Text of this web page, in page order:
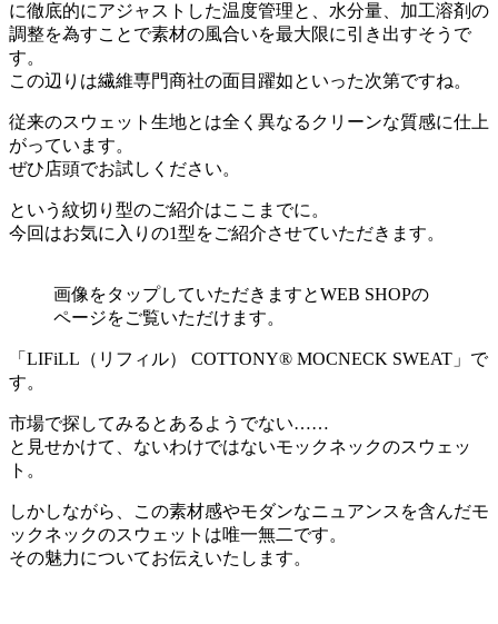
に徹底的にアジャストした温度管理と、水分量、加工溶剤の
調整を為すことで素材の風合いを最大限に引き出すそうで
す。
この辺りは繊維専門商社の面目躍如といった次第ですね。
従来のスウェット生地とは全く異なるクリーンな質感に仕上
がっています。
ぜひ店頭でお試しください。
という紋切り型のご紹介はここまでに。
今回はお気に入りの1型をご紹介させていただきます。
画像をタップしていただきますとWEB SHOPの
ページをご覧いただけます。
「LIFiLL（リフィル） COTTONY® MOCNECK SWEAT」で
す。
市場で探してみるとあるようでない……
と見せかけて、ないわけではないモックネックのスウェッ
ト。
しかしながら、この素材感やモダンなニュアンスを含んだモ
ックネックのスウェットは唯一無二です。
その魅力についてお伝えいたします。